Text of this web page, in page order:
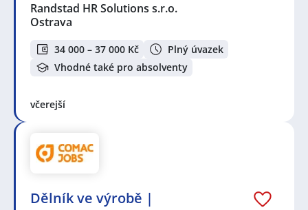
Randstad HR Solutions s.r.o.
Ostrava
34 000 – 37 000 Kč
Plný úvazek
Vhodné také pro absolventy
včerejší
Dělník ve výrobě |